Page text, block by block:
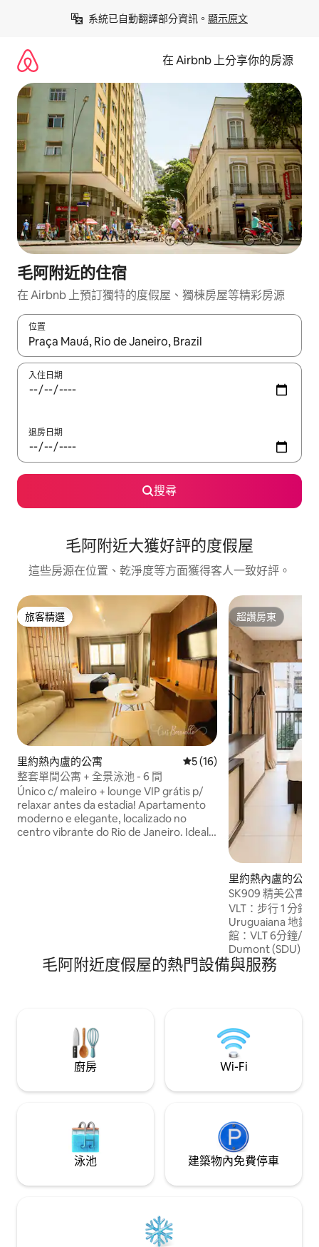
系統已自動翻譯部分資訊。 顯示原文
在 Airbnb 上分享你的房源
毛阿附近的住宿
在 Airbnb 上預訂獨特的度假屋、獨棟房屋等精彩房源
位置
如有搜尋結果，瀏覽內容時請使用上下箭頭，或輕點、滑動裝置。
入住日期
退房日期
搜尋
毛阿附近大獲好評的度假屋
這些房源在位置、乾淨度等方面獲得客人一致好評。
旅客精選
旅客精選
里約熱內盧的公寓 從 16 則評價中獲得 5 的平
5 (16)
整套單間公寓 + 全景泳池 - 6 間
Único c/ maleiro + lounge VIP grátis p/
relaxar antes da estadia! Apartamento
moderno e elegante, localizado no
centro vibrante do Rio de Janeiro. Ideal
disponível em até 6 vezes sem juros,
facilitando sua estadia dos sonhos.
超讚房東
超讚房東
里約熱內盧的公寓
SK909 精美公寓/
VLT：步行 1 分鐘
Uruguaiana 地鐵
館：VLT 6分鐘/步
Dumont (SDU)：
輪：VLT 10分鐘/
搭地鐵或開車 15
房。極佳的雙人床
Uber就在門口。
毛阿附近度假屋的熱門設備與服務
廚房 Wi-Fi
泳池 建築物內免費停車